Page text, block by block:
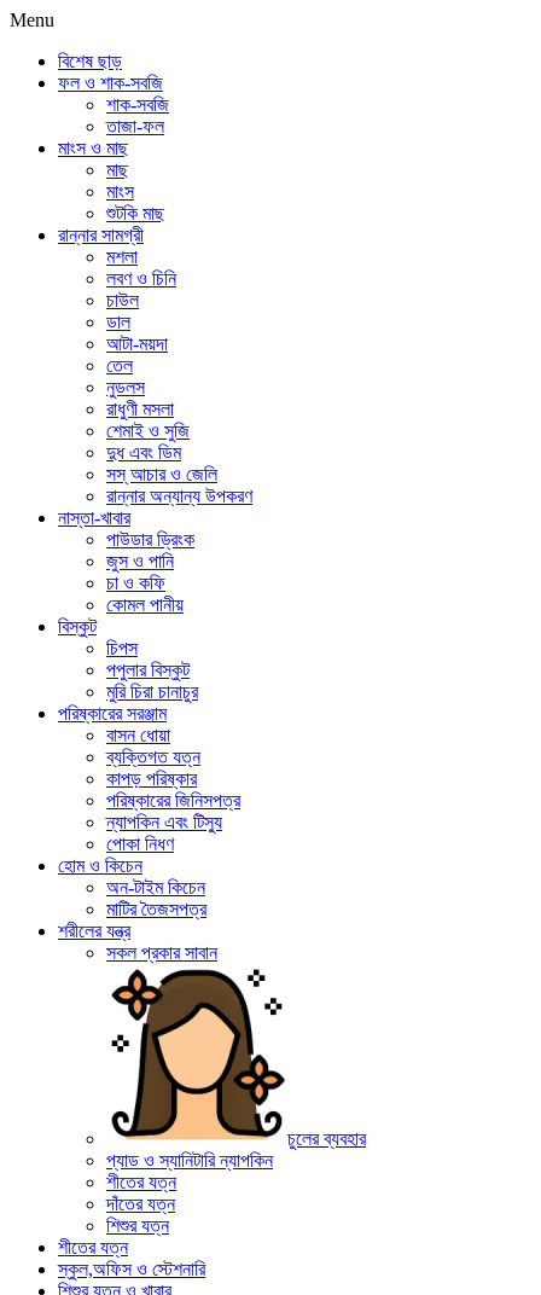
Menu
বিশেষ ছাড়
ফল ও শাক-সবজি
শাক-সবজি
তাজা-ফল
মাংস ও মাছ
মাছ
মাংস
শুটকি মাছ
রান্নার সামগ্রী
মশলা
লবণ ও চিনি
চাউল
ডাল
আটা-ময়দা
তেল
নুডলস
রাধুণী মসলা
শেমাই ও সুজি
দুধ এবং ডিম
সস্ আচার ও জেলি
রান্নার অন্যান্য উপকরণ
নাস্তা-খাবার
পাউডার ড্রিংক
জুস ও পানি
চা ও কফি
কোমল পানীয়
বিস্কুট
চিপস
পপুলার বিস্কুট
মুরি চিরা চানাচুর
পরিষ্কারের সরঞ্জাম
বাসন ধোয়া
ব্যক্তিগত যত্ন
কাপড় পরিষ্কার
পরিষ্কারের জিনিসপত্র
ন্যাপকিন এবং টিস্যু
পোকা নিধণ
হোম ও কিচেন
অন-টাইম কিচেন
মাটির তৈজসপত্র
শরীলের যন্ত্র
সকল প্রকার সাবান
চুলের ব্যবহার
প্যাড ও স্যানিটারি ন্যাপকিন
শীতের যত্ন
দাঁতের যত্ন
শিশুর যত্ন
শীতের যত্ন
স্কুল,অফিস ও স্টেশনারি
শিশুর যত্ন ও খাবার